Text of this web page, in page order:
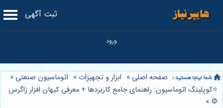
ثبت آگهی
صفحه اصلی » ابزار و تجهیزات » اتوماسیون صنعتی »
⭐️کوپلینگ اتوماسیون: راهنمای جامع کاربردها + معرفی کیهان افزار زاگرس
⚙️
»